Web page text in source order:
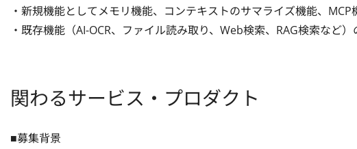
・新規機能としてメモリ機能、コンテキストのサマライズ機能、
・既存機能（AI-OCR、ファイル読み取り、Web検索、RAG検索など）
関わるサービス・プロダクト
■募集背景